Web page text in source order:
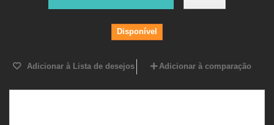
Disponível
Adicionar à Lista de desejos Adicionar à comparação